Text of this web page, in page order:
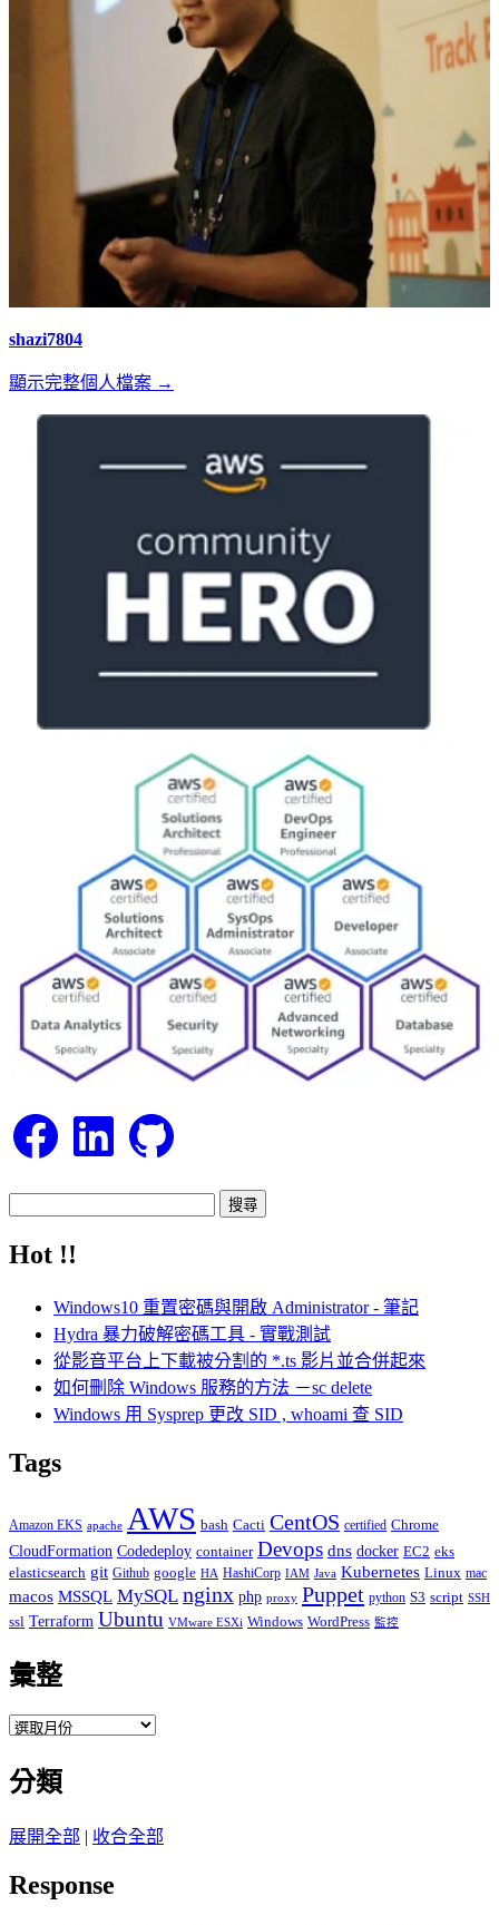
shazi7804
顯示完整個人檔案 →
FacebookLinkedIn GitHub
關
Hot !!
Windows10 重置密碼與開啟 Administrator - 筆記
Hydra 暴力破解密碼工具 - 實戰測試
從影音平台上下載被分割的 *.ts 影片並合併起來
如何刪除 Windows 服務的方法 －sc delete
Windows 用 Sysprep 更改 SID , whoami 查 SID
Tags
Amazon EKS apache AWS bash Cacti CentOS certified Chrome
CloudFormation Codedeploy container Devops dns docker EC2 eks
elasticsearch git Github google HA HashiCorp IAM Java Kubernetes Linux mac
macos MSSQL MySQL nginx php proxy Puppet python S3 script SSH
ssl Terraform Ubuntu VMware ESXi Windows WordPress 監控
彙整
彙
分類
展開全部 | 收合全部
Response